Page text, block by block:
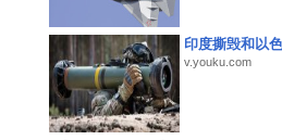
印度撕毁和以
v.youku.com